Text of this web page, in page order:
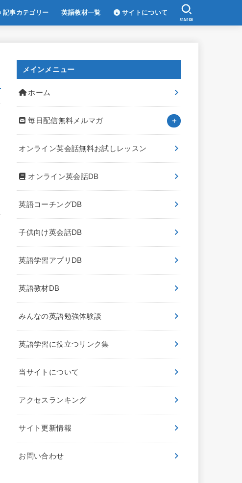
記事カテゴリー 英語教材一覧 サイトについて
SEARCH
メインメニュー
ホーム
毎日配信無料メルマガ
オンライン英会話無料お試しレッスン
オンライン英会話DB
英語コーチングDB
子供向け英会話DB
英語学習アプリDB
英語教材DB
みんなの英語勉強体験談
英語学習に役立つリンク集
当サイトについて
アクセスランキング
サイト更新情報
お問い合わせ